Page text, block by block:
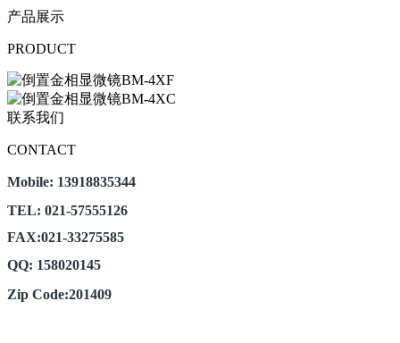
产品展示
PRODUCT
联系我们
CONTACT
Mobile: 13918835344
TEL: 021-57555126
FAX:021-33275585
QQ: 158020145
Zip Code:201409